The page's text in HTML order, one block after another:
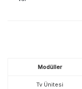
Modüller
Tv Ünitesi